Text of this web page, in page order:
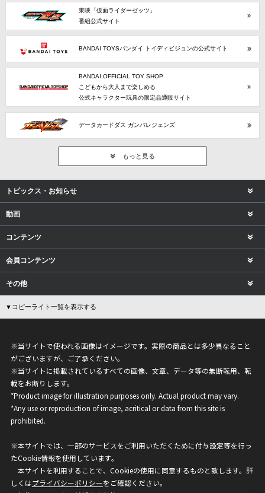
東映「仮面ライダーゼッツ」
番組公式サイト
BANDAI TOYSバンダイ トイディビジョンの公式サイト
BANDAI OFFICIAL TOY SHOP
こどもから大人まで楽しめる
公式キャラクター玩具の限定品通販サイト
データカードダス ガンバレジェンズ
もっと見る
トピックス・お知らせ
動画
コンテンツ
会員コンテンツ
その他
▼コピーライト一覧を表示する
※当サイトで使われる画像はイメージです。実際の商品とは多少異なること
がございますが、ご了承ください。
※当サイトに掲載されているすべての画像、文章、データ等の無断転用、転
載をお断りします。
*Product image for illustration purposes only. Actual product may vary.
*Any use or reproduction of image, acritical or data from this site is
prohibited.
※本サイトでは、一部のサービスをご利用いただくために付与設定等を行っ
たCookie情報を使用しています。
本サイトを利用することで、Cookieの使用に同意するものと致します。詳
しくはプライバシーポリシーをご確認ください。